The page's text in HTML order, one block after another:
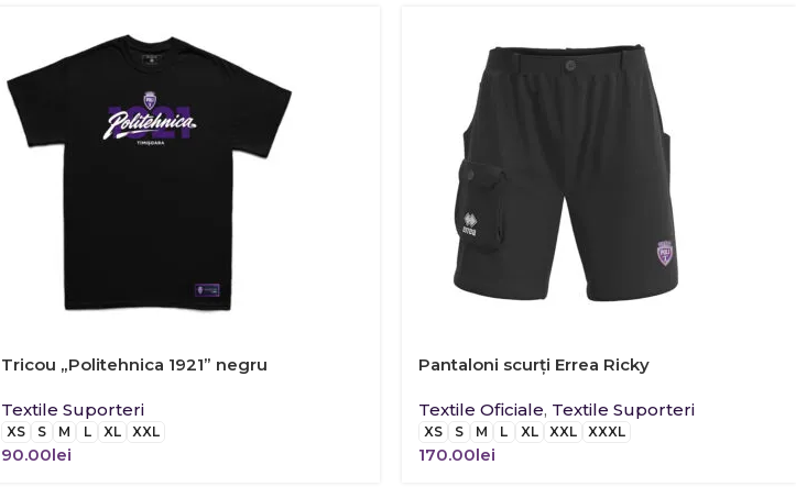
Tricou „Politehnica 1921” negru
Textile Suporteri
XS S M L XL XXL
90.00lei
Pantaloni scurți Errea Ricky
Textile Oficiale, Textile Suporteri
XS S M L XL XXL XXXL
170.00lei